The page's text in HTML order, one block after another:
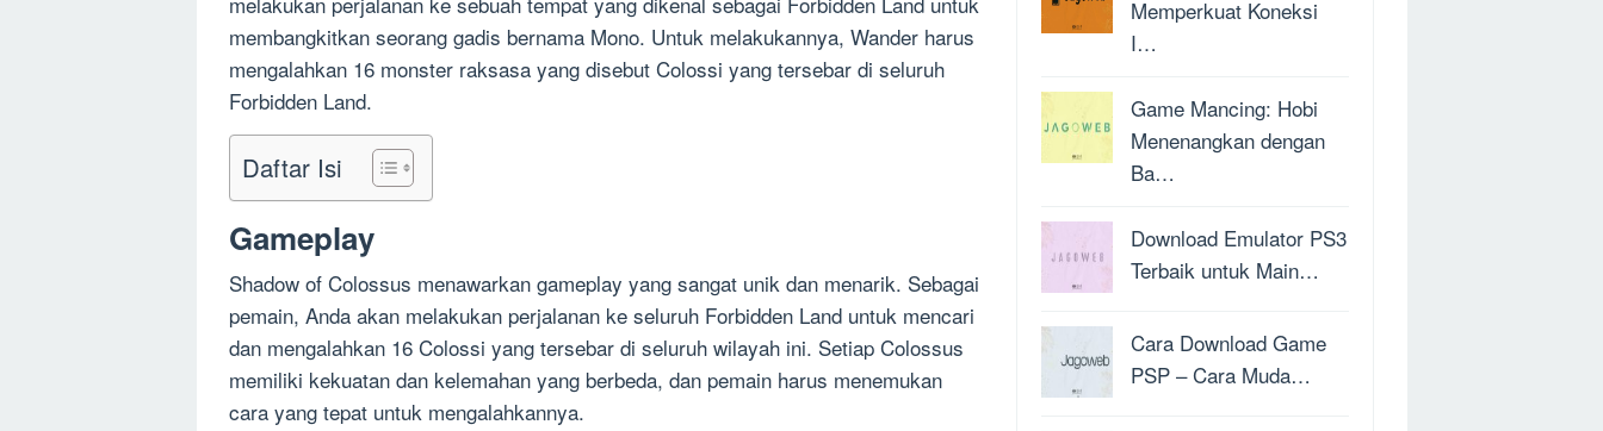
membangkitkan seorang gadis bernama Mono. Untuk melakukannya, Wander harus
mengalahkan 16 monster raksasa yang disebut Colossi yang tersebar di seluruh
Forbidden Land.
Daftar Isi
Gameplay
Shadow of Colossus menawarkan gameplay yang sangat unik dan menarik. Sebagai
pemain, Anda akan melakukan perjalanan ke seluruh Forbidden Land untuk mencari
dan mengalahkan 16 Colossi yang tersebar di seluruh wilayah ini. Setiap Colossus
memiliki kekuatan dan kelemahan yang berbeda, dan pemain harus menemukan
cara yang tepat untuk mengalahkannya.
Memperkuat Koneksi
I…
Game Mancing: Hobi
Menenangkan dengan
Ba…
Download Emulator PS3
Terbaik untuk Main…
Cara Download Game
PSP – Cara Muda…